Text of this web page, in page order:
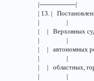
|------------------|
| 13. |
| |
| |
| |
| |
| |
| |
| |